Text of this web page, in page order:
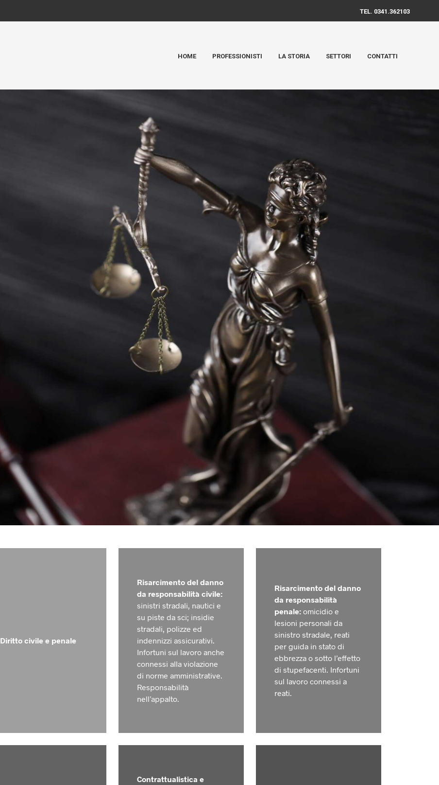
TEL. 0341.362103
HOME PROFESSIONISTI LA STORIA SETTORI CONTATTI
Diritto civile e penale
Risarcimento del danno
da responsabilità civile:
sinistri stradali, nautici e
su piste da sci; insidie
stradali, polizze ed
indennizzi assicurativi.
Infortuni sul lavoro anche
connessi alla violazione
di norme amministrative.
Responsabilità
nell’appalto.
Risarcimento del danno
da responsabilità
penale: omicidio e
lesioni personali da
sinistro stradale, reati
per guida in stato di
ebbrezza o sotto l’effetto
di stupefacenti. Infortuni
sul lavoro connessi a
reati.
Contrattualistica e